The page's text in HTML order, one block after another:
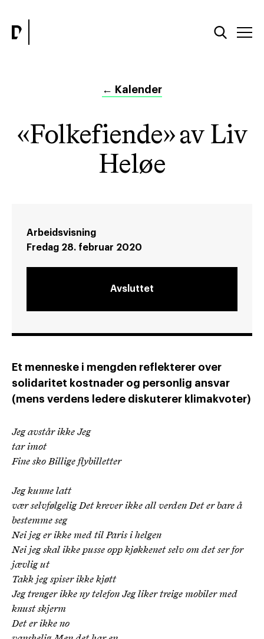
← Kalender
«Folkefiende» av Liv
Heløe
Arbeidsvisning
Fredag 28. februar 2020
Avsluttet
Et menneske i mengden reflekterer over
solidaritet kostnader og personlig ansvar
(mens verdens ledere diskuterer klimakvoter)
Jeg avstår ikke Jeg
tar imot
Fine sko Billige flybilletter
Jeg kunne latt
vær selvfølgelig Det krever ikke all verden Det er bare å
bestemme seg
Nei jeg er ikke med til Paris i helgen
Nei jeg skal ikke pusse opp kjøkkenet selv om det ser for
jævlig ut
Takk jeg spiser ikke kjøtt
Jeg trenger ikke ny telefon Jeg liker treige mobiler med
knust skjerm
Det er ikke no